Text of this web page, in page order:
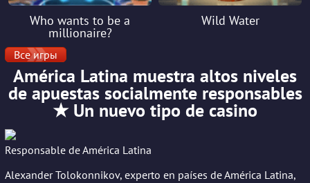
Who wants to be a
millionaire?
Wild Water
Все игры
América Latina muestra altos niveles
de apuestas socialmente responsables
★ Un nuevo tipo de casino
Responsable de América Latina
Alexander Tolokonnikov, experto en países de América Latina,